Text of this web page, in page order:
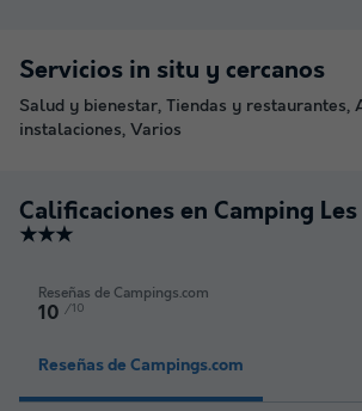
Servicios in situ y cercanos
Salud y bienestar, Tiendas y restaurantes,
instalaciones, Varios
Calificaciones en Camping
★★★
Reseñas de Campings.com
10 /10
Reseñas de Campings.com